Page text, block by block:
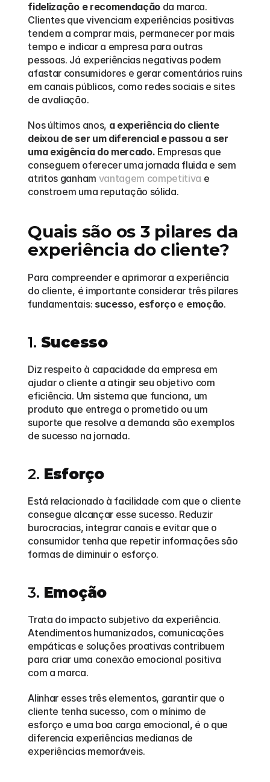
fidelização e recomendação da marca.
Clientes que vivenciam experiências positivas
tendem a comprar mais, permanecer por mais
tempo e indicar a empresa para outras
pessoas. Já experiências negativas podem
afastar consumidores e gerar comentários ruins
em canais públicos, como redes sociais e sites
de avaliação.
Nos últimos anos, a experiência do cliente
deixou de ser um diferencial e passou a ser
uma exigência do mercado. Empresas que
conseguem oferecer uma jornada fluida e sem
atritos ganham vantagem competitiva e
constroem uma reputação sólida.
Quais são os 3 pilares da
experiência do cliente?
Para compreender e aprimorar a experiência
do cliente, é importante considerar três pilares
fundamentais: sucesso, esforço e emoção.
1. Sucesso
Diz respeito à capacidade da empresa em
ajudar o cliente a atingir seu objetivo com
eficiência. Um sistema que funciona, um
produto que entrega o prometido ou um
suporte que resolve a demanda são exemplos
de sucesso na jornada.
2. Esforço
Está relacionado à facilidade com que o cliente
consegue alcançar esse sucesso. Reduzir
burocracias, integrar canais e evitar que o
consumidor tenha que repetir informações são
formas de diminuir o esforço.
3. Emoção
Trata do impacto subjetivo da experiência.
Atendimentos humanizados, comunicações
empáticas e soluções proativas contribuem
para criar uma conexão emocional positiva
com a marca.
Alinhar esses três elementos, garantir que o
cliente tenha sucesso, com o mínimo de
esforço e uma boa carga emocional, é o que
diferencia experiências medianas de
experiências memoráveis.